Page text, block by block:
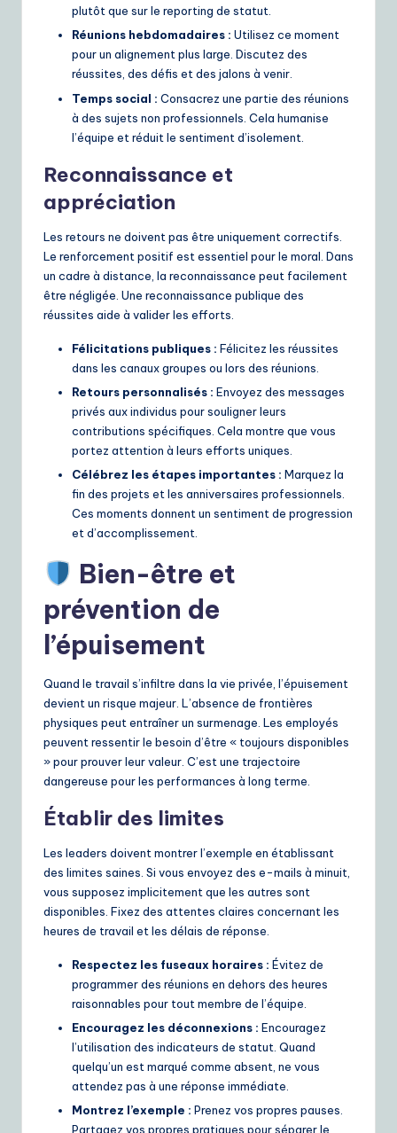
plutôt que sur le reporting de statut.
Réunions hebdomadaires : Utilisez ce moment
pour un alignement plus large. Discutez des
réussites, des défis et des jalons à venir.
Temps social : Consacrez une partie des réunions
à des sujets non professionnels. Cela humanise
l’équipe et réduit le sentiment d’isolement.
Reconnaissance et
appréciation
Les retours ne doivent pas être uniquement correctifs.
Le renforcement positif est essentiel pour le moral. Dans
un cadre à distance, la reconnaissance peut facilement
être négligée. Une reconnaissance publique des
réussites aide à valider les efforts.
Félicitations publiques : Félicitez les réussites
dans les canaux groupes ou lors des réunions.
Retours personnalisés : Envoyez des messages
privés aux individus pour souligner leurs
contributions spécifiques. Cela montre que vous
portez attention à leurs efforts uniques.
Célébrez les étapes importantes : Marquez la
fin des projets et les anniversaires professionnels.
Ces moments donnent un sentiment de progression
et d’accomplissement.
Bien-être et
prévention de
l’épuisement
Quand le travail s’infiltre dans la vie privée, l’épuisement
devient un risque majeur. L’absence de frontières
physiques peut entraîner un surmenage. Les employés
peuvent ressentir le besoin d’être « toujours disponibles
» pour prouver leur valeur. C’est une trajectoire
dangereuse pour les performances à long terme.
Établir des limites
Les leaders doivent montrer l’exemple en établissant
des limites saines. Si vous envoyez des e-mails à minuit,
vous supposez implicitement que les autres sont
disponibles. Fixez des attentes claires concernant les
heures de travail et les délais de réponse.
Respectez les fuseaux horaires : Évitez de
programmer des réunions en dehors des heures
raisonnables pour tout membre de l’équipe.
Encouragez les déconnexions : Encouragez
l’utilisation des indicateurs de statut. Quand
quelqu’un est marqué comme absent, ne vous
attendez pas à une réponse immédiate.
Montrez l’exemple : Prenez vos propres pauses.
Partagez vos propres pratiques pour séparer le